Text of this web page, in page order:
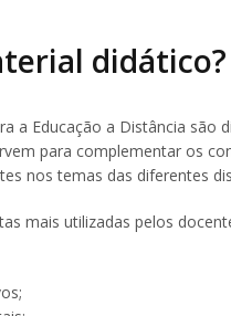
didático?
a Educação a Distância
para complementar os
nos temas das diferentes
mais utilizadas pelos